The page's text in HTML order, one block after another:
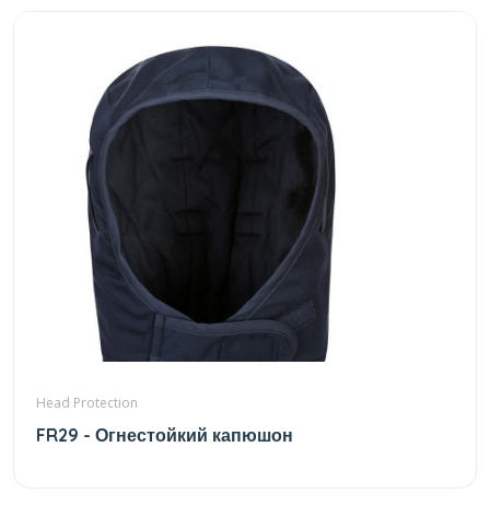
Head Protection
FR29 - Огнестойкий капюшон